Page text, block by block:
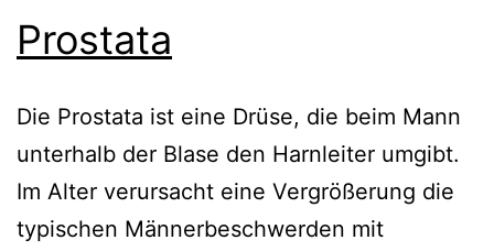
Prostata
Die Prostata ist eine Drüse, die beim Mann
unterhalb der Blase den Harnleiter umgibt.
Im Alter verursacht eine Vergrößerung die
typischen Männerbeschwerden mit